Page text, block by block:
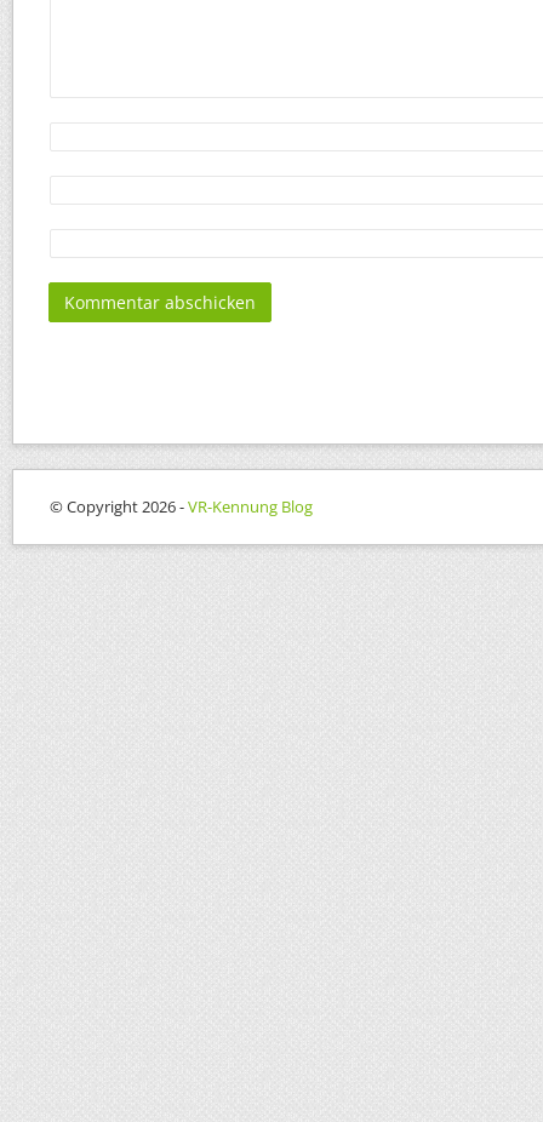
© Copyright 2026 -VR-Kennung Blog